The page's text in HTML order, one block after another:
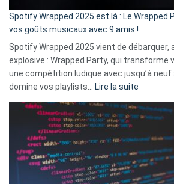
Spotify Wrapped 2025 est là : Le Wrapped
vos goûts musicaux avec 9 amis !
Spotify Wrapped 2025 vient de débarquer,
explosive : Wrapped Party, qui transforme
une compétition ludique avec jusqu’à neuf
domine vos playlists…
Lire la suite
Wrapped
est
là
:
Le